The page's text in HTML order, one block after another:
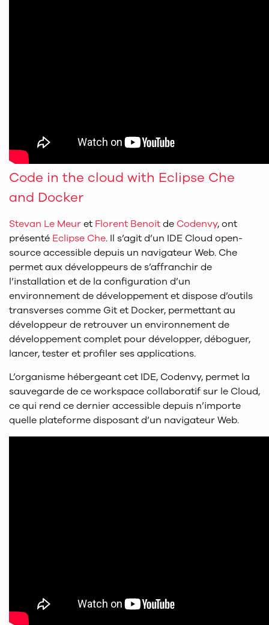
Code in the cloud with Eclipse Che
and Docker
Stevan Le Meuret Florent Benoitde Codenvy, ont
présenté Eclipse Che. Il s’agit d’un IDE Cloud open-
source accessible depuis un navigateur Web. Che
permet aux développeurs de s’affranchir de
l’installation et de la configuration d’un
environnement de développement et dispose d’outils
transverses comme Git et Docker, permettant au
développeur de retrouver un environnement de
développement complet pour développer, déboguer,
lancer, tester et profiler ses applications.
L’organisme hébergeant cet IDE, Codenvy, permet la
sauvegarde de ce workspace collaboratif sur le Cloud,
ce qui rend ce dernier accessible depuis n’importe
quelle plateforme disposant d’un navigateur Web.